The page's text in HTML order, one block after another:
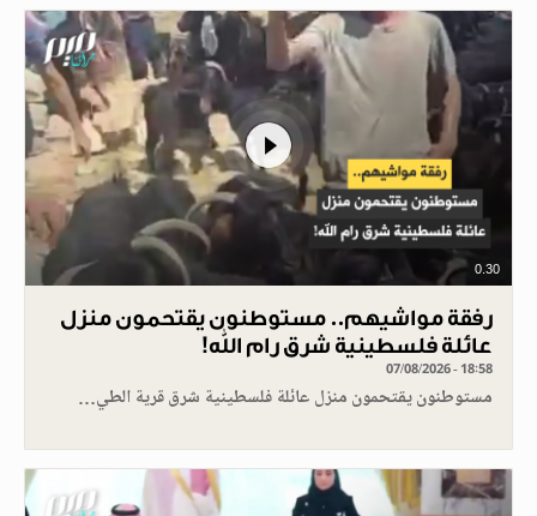
0.30
رفقة مواشيهم.. مستوطنون يقتحمون منزل
عائلة فلسطينية شرق رام الله!
07/08/2026 - 18:58
مستوطنون يقتحمون منزل عائلة فلسطينية شرق قرية الطي…